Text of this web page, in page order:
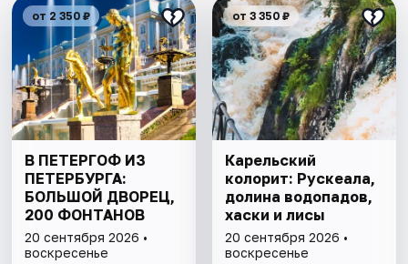
от 2 350 ₽
В ПЕТЕРГОФ ИЗ
ПЕТЕРБУРГА:
БОЛЬШОЙ ДВОРЕЦ,
200 ФОНТАНОВ
20 сентября 2026 •
воскресенье
от 3 350 ₽
Карельский
колорит: Рускеала,
долина водопадов,
хаски и лисы
20 сентября 2026 •
воскресенье